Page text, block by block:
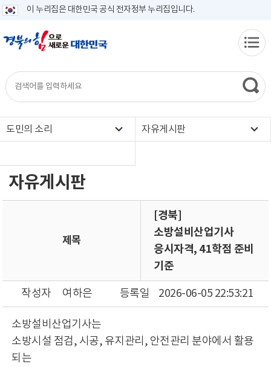
이 누리집은 대한민국 공식 전자정부 누리집입니다.
도민의 소리 자유게시판
자유게시판
제목
[경북]
소방설비산업기사
응시자격, 41학점 준비
기준
등록일 2026-06-05 22:53:21
작성자 여하은
소방설비산업기사는
소방시설 점검, 시공, 유지관리, 안전관리 분야에서 활용
되는